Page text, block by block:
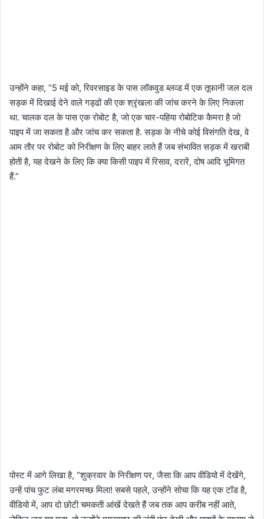
उन्होंने कहा, “5 मई को, रिवरसाइड के पास लॉकवुड ब्लव्ड में एक तूफानी जल दल
सड़क में दिखाई देने वाले गड्ढों की एक श्रृंखला की जांच करने के लिए निकला
था. चालक दल के पास एक रोबोट है, जो एक चार-पहिया रोबोटिक कैमरा है जो
पाइप में जा सकता है और जांच कर सकता है. सड़क के नीचे कोई विसंगति देख, वे
आम तौर पर रोबोट को निरीक्षण के लिए बाहर लाते हैं जब संभावित सड़क में खराबी
होती है, यह देखने के लिए कि क्या किसी पाइप में रिसाव, दरारें, दोष आदि भूमिगत
हैं.”
पोस्ट में आगे लिखा है, “शुक्रवार के निरीक्षण पर, जैसा कि आप वीडियो में देखेंगे,
उन्हें पांच फुट लंबा मगरमच्छ मिला! सबसे पहले, उन्होंने सोचा कि यह एक टॉड है,
वीडियो में, आप दो छोटी चमकती आंखें देखते हैं जब तक आप करीब नहीं आते,